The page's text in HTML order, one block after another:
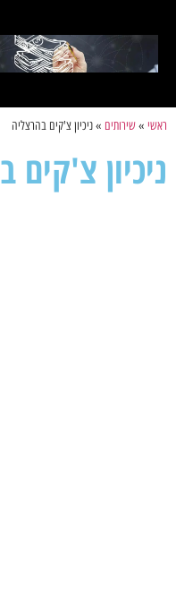
ראשי »שירותים »ניכיון צ'קים בהרצליה
ניכיון צ'קים